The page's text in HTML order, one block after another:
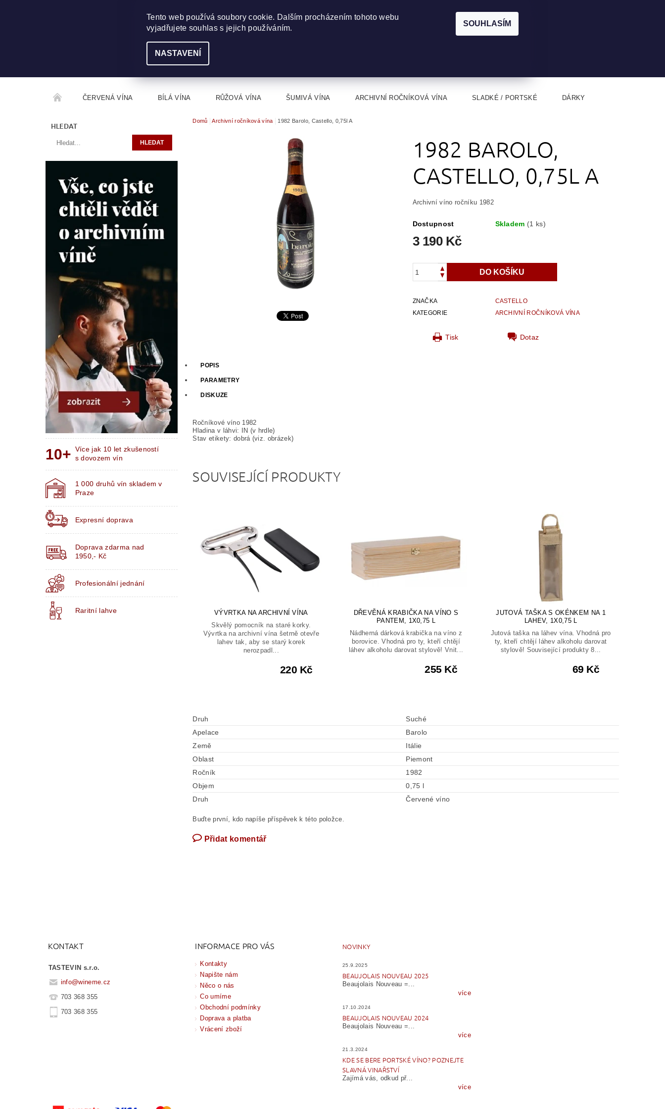
ČERVENÁ VÍNA BÍLÁ VÍNA RŮŽOVÁ VÍNA ŠUMIVÁ VÍNA ARCHIVNÍ ROČNÍKOVÁ VÍNA SLADKÉ / PORTSKÉ DÁRKY
ROČNÍKOVÝ ALKOHOL ROZCESTNÍK VÍN
HLEDAT
Více jak 10 let zkušeností
s dovozem vín
1 000 druhů vín skladem v
Praze
Expresní doprava
Doprava zdarma nad
1950,- Kč
Profesionální jednání
Raritní lahve
Domů Archivní ročníková vína 1982 Barolo, Castello, 0,75l A
1982 BAROLO,
CASTELLO, 0,75L A
Archivní víno ročníku 1982
Dostupnost Skladem (1 ks)
3 190 Kč
ZNAČKA
CASTELLO
KATEGORIE
ARCHIVNÍ ROČNÍKOVÁ VÍNA
Tisk Dotaz
POPIS
PARAMETRY
DISKUZE
Ročníkové víno 1982
Hladina v láhvi: IN (v hrdle)
Stav etikety: dobrá (viz. obrázek)
SOUVISEJÍCÍ PRODUKTY
VÝVRTKA NA ARCHIVNÍ VÍNA
Skvělý pomocník na staré korky.
Vývrtka na archivní vína šetrně otevře
lahev tak, aby se starý korek
nerozpadl...
220 Kč
DŘEVĚNÁ KRABIČKA NA VÍNO S
PANTEM, 1X0,75 L
Nádherná dárková krabička na víno z
borovice. Vhodná pro ty, kteří chtějí
láhev alkoholu darovat stylově! Vnit...
255 Kč
JUTOVÁ TAŠKA S OKÉNKEM NA 1
LAHEV, 1X0,75 L
Jutová taška na láhev vína. Vhodná pro
ty, kteří chtějí láhev alkoholu darovat
stylově! Související produkty 8...
69 Kč
Druh
Suché
Apelace
Barolo
Země
Itálie
Oblast
Piemont
Ročník
1982
Objem
0,75 l
Druh
Červené víno
Buďte první, kdo napíše příspěvek k této položce.
Přidat komentář
KONTAKT
TASTEVIN s.r.o.
info@wineme.cz
703 368 355
703 368 355
INFORMACE PRO VÁS
Kontakty
Napište nám
Něco o nás
Co umíme
Obchodní podmínky
Doprava a platba
Vrácení zboží
NOVINKY
25.9.2025
BEAUJOLAIS NOUVEAU 2025
Beaujolais Nouveau =...
více
17.10.2024
BEAUJOLAIS NOUVEAU 2024
Beaujolais Nouveau =...
více
21.3.2024
KDE SE BERE PORTSKÉ VÍNO? POZNEJTE
SLAVNÁ VINAŘSTVÍ
Zajímá vás, odkud př...
více
Tento web používá soubory cookie. Dalším procházením tohoto webu
vyjadřujete souhlas s jejich používáním.
NASTAVENÍ
SOUHLASÍM